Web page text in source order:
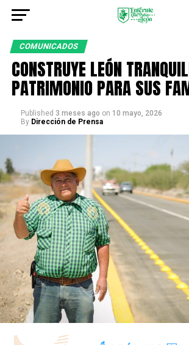
COMUNICADOS
CONSTRUYE LEÓN
PATRIMONIO PARA SUS
Published 3 meses ago on 10 mayo, 2026
By Dirección de Prensa